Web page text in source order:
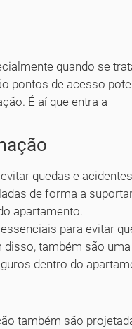
quando se
pontos de acesso
É aí que entra a
quedas e
de forma a
apartamento.
para evitar
também são
dentro do
também são